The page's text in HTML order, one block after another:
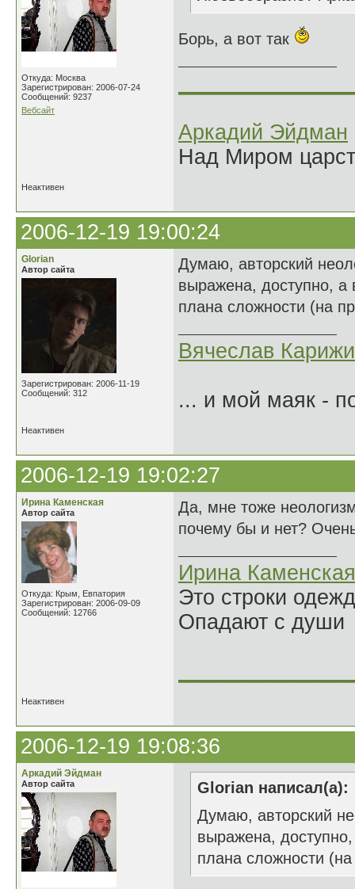
Откуда: Москва
Зарегистрирован: 2006-07-24
Сообщений: 9237
Вебсайт
Борь, а вот так
Аркадий Эйдман
Над Миром
Неактивен
2006-12-19 19:00:24
Glorian
Автор сайта
Зарегистрирован: 2006-11-19
Сообщений: 312
Думаю, авторский
выражена, доступно, а
плана сложности (на
Вячеслав
... и мой маяк -
Неактивен
2006-12-19 19:02:27
Ирина Каменская
Автор сайта
Откуда: Крым, Евпатория
Зарегистрирован: 2006-09-09
Сообщений: 12766
Да, мне тоже
почему бы и нет?
Ирина Каменская
Это строки
Опадают с души
Неактивен
2006-12-19 19:08:36
Аркадий Эйдман
Автор сайта
Glorian написал(а):
Думаю, авторский
выражена,
плана сложности